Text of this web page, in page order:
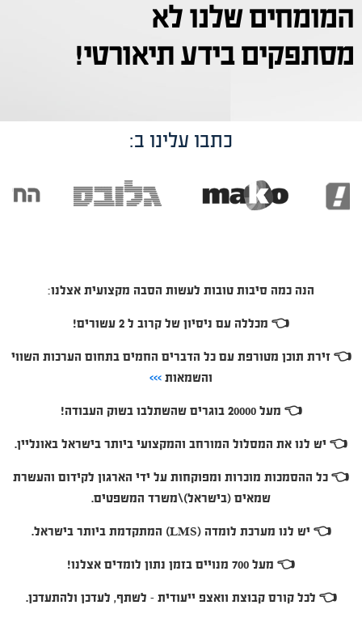
המומחים שלנו לא
מסתפקים בידע תיאורטי!
כתבו עלינו ב:
הנה כמה סיבות טובות לעשות הסבה מקצועית אצלנו:
👈 מכללה עם ניסיון של קרוב ל 2 עשורים!
👈 זירת תוכן מטורפת עם כל הדברים החמים בתחום הערכות השווי
והשמאות >>>
👈 מעל 20000 בוגרים שהשתלבו בשוק העבודה!
👈 יש לנו את המסלול המורחב והמקצועי ביותר בישראל באונליין.
👈 כל ההסמכות מוכרות ומפוקחות על ידי הארגון לקידום והעשרת
שמאים (בישראל)\משרד המשפטים.
👈 יש לנו מערכת לומדה (LMS) המתקדמת ביותר בישראל.
👈 מעל 700 מנויים בזמן נתון לומדים אצלנו!
👈 לכל קורס קבוצת וואצפ ייעודית – לשתף, לעדכן ולהתעדכן.